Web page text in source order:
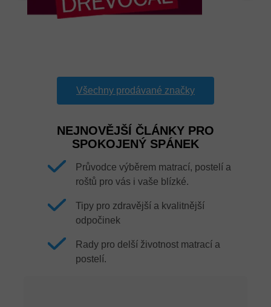
Všechny prodávané značky
NEJNOVĚJŠÍ ČLÁNKY PRO
SPOKOJENÝ SPÁNEK
Průvodce výběrem matrací, postelí a
roštů pro vás i vaše blízké.
Tipy pro zdravější a kvalitnější
odpočinek
Rady pro delší životnost matrací a
postelí.